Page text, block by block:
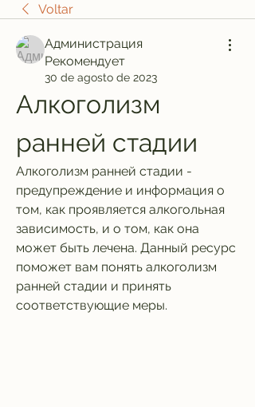
Voltar
Администрация
Рекомендует
30 de agosto de 2023
Алкоголизм
ранней стадии
Алкоголизм ранней стадии -
предупреждение и информация о
том, как проявляется алкогольная
зависимость, и о том, как она
может быть лечена. Данный ресурс
поможет вам понять алкоголизм
ранней стадии и принять
соответствующие меры.